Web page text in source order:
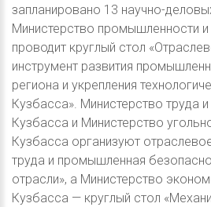
запланировано 13 научно-
Министерство промышленности
проводит круглый стол
инструмент развития
региона и укрепления
Кузбасса». Министерство труда
Кузбасса и Министерство
Кузбасса организуют
труда и промышленная
отрасли», а Министерство
Кузбасса — круглый стол